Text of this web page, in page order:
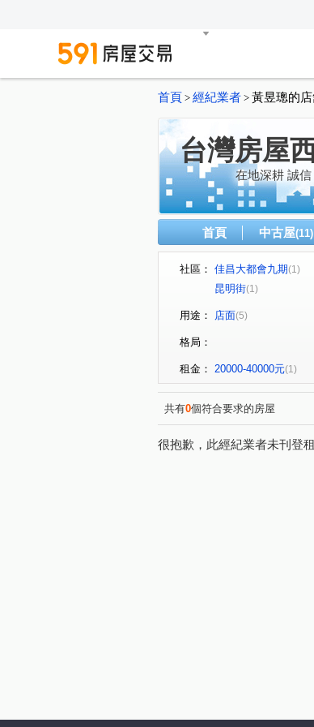
首頁 > 經紀業者 > 黃昱璁的
台灣房屋
在地深耕 誠
首頁 中古屋(11)
社區： 佳昌大都會九期(1)
昆明街(1)
用途： 店面(5)
格局：
租金： 20000-40000元(1)
共有0個符合要求的房屋
很抱歉，此經紀業者未刊登